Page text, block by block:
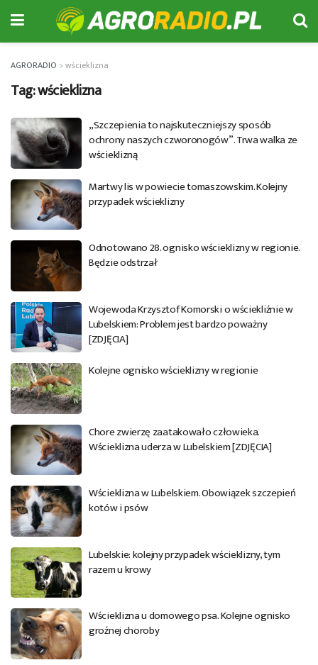
AGRORADIO >wścieklizna
Tag:wścieklizna
„Szczepienia to najskuteczniejszy sposób
ochrony naszych czworonogów”. Trwa walka ze
wścieklizną
Martwy lis w powiecie tomaszowskim. Kolejny
przypadek wścieklizny
Odnotowano 28. ognisko wścieklizny w regionie.
Będzie odstrzał
Wojewoda Krzysztof Komorski o wściekliźnie w
Lubelskiem: Problem jest bardzo poważny
[ZDJĘCIA]
Kolejne ognisko wścieklizny w regionie
Chore zwierzę zaatakowało człowieka.
Wścieklizna uderza w Lubelskiem [ZDJĘCIA]
Wścieklizna w Lubelskiem. Obowiązek szczepień
kotów i psów
Lubelskie: kolejny przypadek wścieklizny, tym
razem u krowy
Wścieklizna u domowego psa. Kolejne ognisko
groźnej choroby